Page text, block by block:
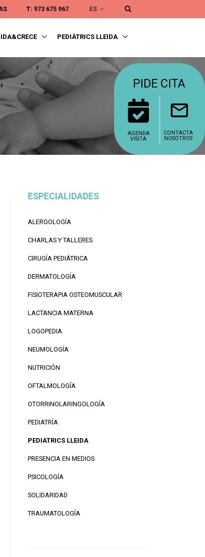
T: 973 675 967 ES
PEDIÀTRICS LLEIDA
ESPECIALIDADES
ALERGOLOGÍA
CHARLAS Y TALLERES
CIRUGÍA PEDIÁTRICA
DERMATOLOGÍA
FISIOTERAPIA OSTEOMUSCULAR
LACTANCIA MATERNA
LOGOPEDIA
NEUMOLOGÍA
NUTRICIÓN
OFTALMOLOGÍA
OTORRINOLARINGOLOGÍA
PEDIATRÍA
PEDIATRICS LLEIDA
PRESENCIA EN MEDIOS
PSICOLOGÍA
SOLIDARIDAD
TRAUMATOLOGÍA
PIDE CITA
AGENDA
VISITA
CONTACTA
NOSOTROS